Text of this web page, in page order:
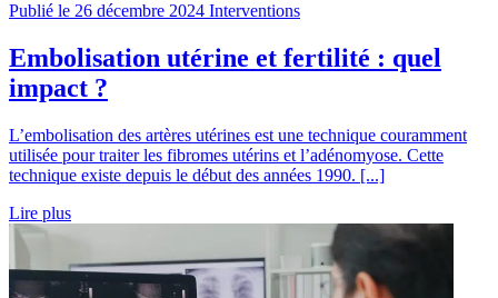
Publié le 26 décembre 2024 Interventions
Embolisation utérine et fertilité : quel
impact ?
L’embolisation des artères utérines est une technique couramment
utilisée pour traiter les fibromes utérins et l’adénomyose. Cette
technique existe depuis le début des années 1990. [...]
Lire plus